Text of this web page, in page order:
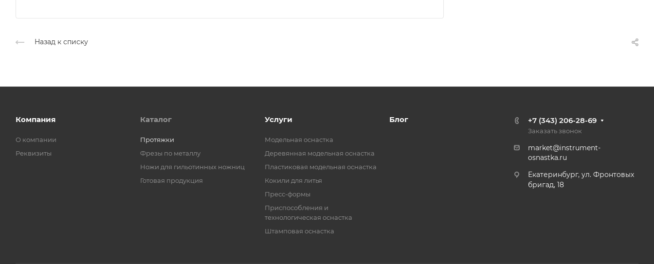
Назад к списку
Компания
О компании
Реквизиты
Каталог
Протяжки
Фрезы по металлу
Ножи для гильотинных ножниц
Готовая продукция
Услуги
Модельная оснастка
Деревянная модельная оснастка
Пластиковая модельная оснастка
Кокили для литья
Пресс-формы
Приспособления и
технологическая оснастка
Штамповая оснастка
Блог +7 (343) 206-28-69
Заказать звонок
market@instrument-
osnastka.ru
Екатеринбург, ул. Фронтовых
бригад, 18